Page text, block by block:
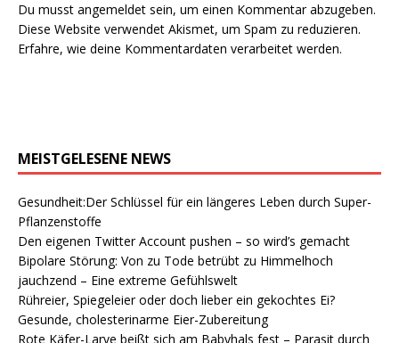
Du musst angemeldet sein, um einen Kommentar abzugeben.
Diese Website verwendet Akismet, um Spam zu reduzieren.
Erfahre, wie deine Kommentardaten verarbeitet werden.
MEISTGELESENE NEWS
Gesundheit:Der Schlüssel für ein längeres Leben durch Super-
Pflanzenstoffe
Den eigenen Twitter Account pushen – so wird’s gemacht
Bipolare Störung: Von zu Tode betrübt zu Himmelhoch
jauchzend – Eine extreme Gefühlswelt
Rühreier, Spiegeleier oder doch lieber ein gekochtes Ei?
Gesunde, cholesterinarme Eier-Zubereitung
Rote Käfer-Larve beißt sich am Babyhals fest – Parasit durch